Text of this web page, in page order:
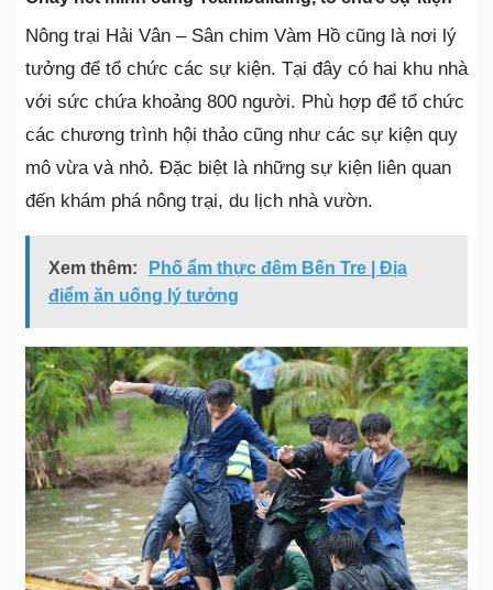
Nông trại Hải Vân – Sân chim Vàm Hồ cũng là nơi lý
tưởng để tổ chức các sự kiện. Tại đây có hai khu nhà
với sức chứa khoảng 800 người. Phù hợp để tổ chức
các chương trình hội thảo cũng như các sự kiện quy
mô vừa và nhỏ. Đặc biệt là những sự kiện liên quan
đến khám phá nông trại, du lịch nhà vườn.
Xem thêm:
Phố ẩm thực đêm Bến Tre | Địa
điểm ăn uống lý tưởng